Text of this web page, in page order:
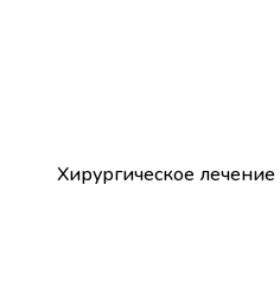
Хирургическое лечение